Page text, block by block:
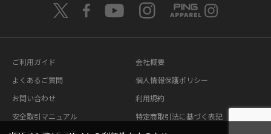
ご利用ガイド
よくあるご質問
お問い合わせ
安全取引マニュアル
会社概要
個人情報保護ポリシー
利用規約
特定商取引法に基づく表記